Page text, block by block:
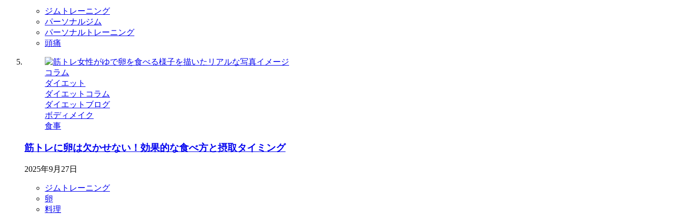
ジムトレーニング
パーソナルジム
パーソナルトレーニング
頭痛
コラム
ダイエット
ダイエットコラム
ダイエットブログ
ボディメイク
食事
筋トレに卵は欠かせない！効果的な食べ方と摂取タイミング
2025年9月27日
ジムトレーニング
卵
料理